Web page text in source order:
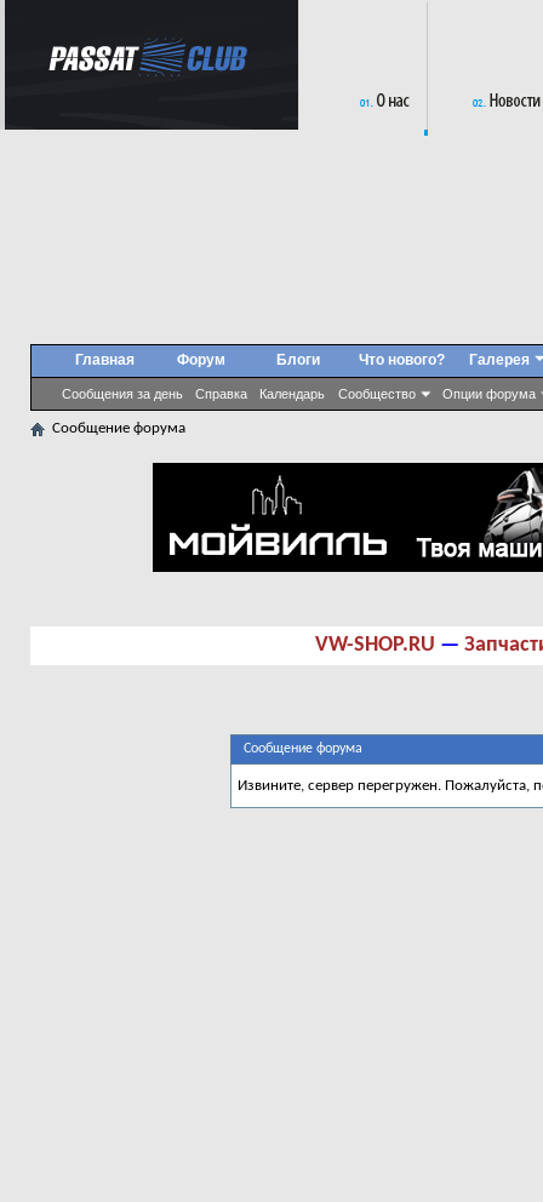
Главная Форум
Сообщения за день Справка Календарь Сообщество Опции форума
Блоги Что нового? Галерея
Сообщение форума
VW-SHOP.RU —
Сообщение форума
Извините, сервер перегружен. Пожалуйста,